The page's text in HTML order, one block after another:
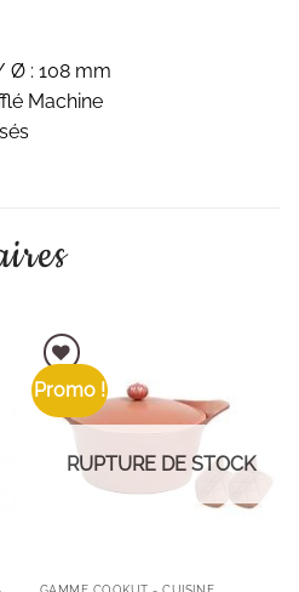
Ø : 108 mm
Machine
Promo !
AJOUTER À LA LISTE D'ENVIES
RUPTURE DE STOCK